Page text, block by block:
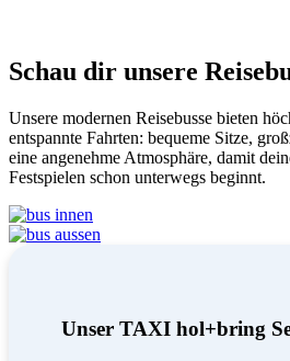
Schau dir unsere
Unsere modernen Reisebusse bieten
entspannte Fahrten: bequeme Sitze,
eine angenehme Atmosphäre, damit
Festspielen schon unterwegs beginnt.
Unser TAXI hol+bring